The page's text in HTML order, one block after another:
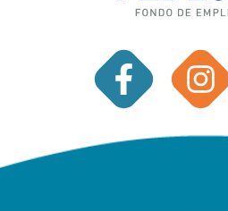
F
a
e
b
I
n
t